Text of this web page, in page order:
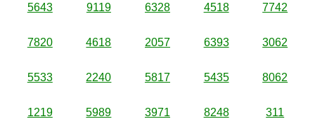
5643 9119 6328 4518 7742
7820 4618 2057 6393 3062
5533 2240 5817 5435 8062
1219 5989 3971 8248 311